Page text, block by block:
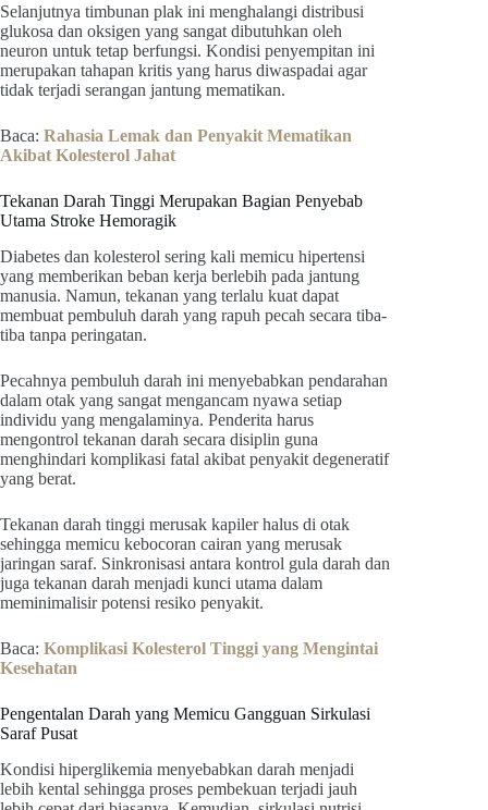
Selanjutnya timbunan plak ini menghalangi distribusi
glukosa dan oksigen yang sangat dibutuhkan oleh
neuron untuk tetap berfungsi. Kondisi penyempitan ini
merupakan tahapan kritis yang harus diwaspadai agar
tidak terjadi serangan jantung mematikan.
Baca: Rahasia Lemak dan Penyakit Mematikan
Akibat Kolesterol Jahat
Tekanan Darah Tinggi Merupakan Bagian Penyebab
Utama Stroke Hemoragik
Diabetes dan kolesterol sering kali memicu hipertensi
yang memberikan beban kerja berlebih pada jantung
manusia. Namun, tekanan yang terlalu kuat dapat
membuat pembuluh darah yang rapuh pecah secara tiba-
tiba tanpa peringatan.
Pecahnya pembuluh darah ini menyebabkan pendarahan
dalam otak yang sangat mengancam nyawa setiap
individu yang mengalaminya. Penderita harus
mengontrol tekanan darah secara disiplin guna
menghindari komplikasi fatal akibat penyakit degeneratif
yang berat.
Tekanan darah tinggi merusak kapiler halus di otak
sehingga memicu kebocoran cairan yang merusak
jaringan saraf. Sinkronisasi antara kontrol gula darah dan
juga tekanan darah menjadi kunci utama dalam
meminimalisir potensi resiko penyakit.
Baca: Komplikasi Kolesterol Tinggi yang Mengintai
Kesehatan
Pengentalan Darah yang Memicu Gangguan Sirkulasi
Saraf Pusat
Kondisi hiperglikemia menyebabkan darah menjadi
lebih kental sehingga proses pembekuan terjadi jauh